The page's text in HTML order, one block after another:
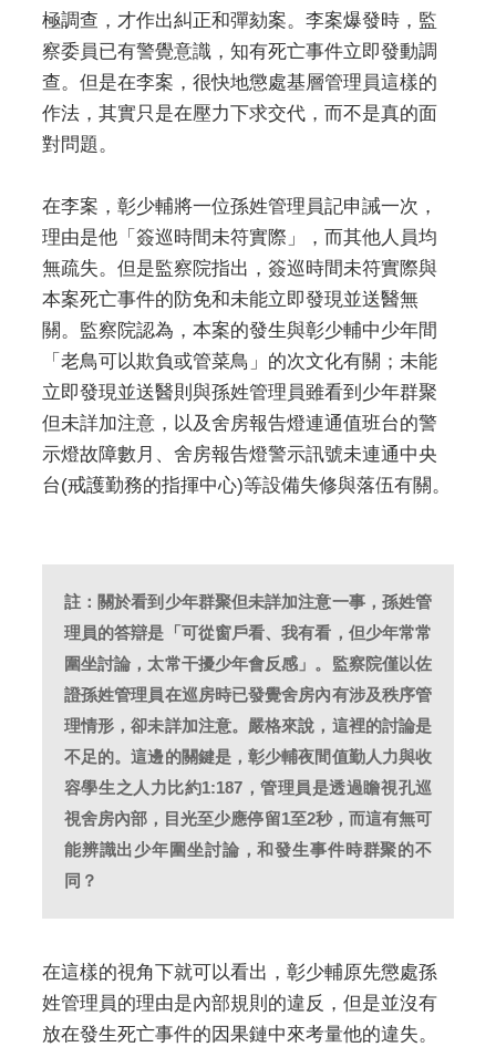
極調查，才作出糾正和彈劾案。李案爆發時，監
察委員已有警覺意識，知有死亡事件立即發動調
查。但是在李案，很快地懲處基層管理員這樣的
作法，其實只是在壓力下求交代，而不是真的面
對問題。
在李案，彰少輔將一位孫姓管理員記申誡一次，
理由是他「簽巡時間未符實際」，而其他人員均
無疏失。但是監察院指出，簽巡時間未符實際與
本案死亡事件的防免和未能立即發現並送醫無
關。監察院認為，本案的發生與彰少輔中少年間
「老鳥可以欺負或管菜鳥」的次文化有關；未能
立即發現並送醫則與孫姓管理員雖看到少年群聚
但未詳加注意，以及舍房報告燈連通值班台的警
示燈故障數月、舍房報告燈警示訊號未連通中央
台(戒護勤務的指揮中心)等設備失修與落伍有關。
註：關於看到少年群聚但未詳加注意一事，孫姓管
理員的答辯是「可從窗戶看、我有看，但少年常常
圍坐討論，太常干擾少年會反感」。監察院僅以佐
證孫姓管理員在巡房時已發覺舍房內有涉及秩序管
理情形，卻未詳加注意。嚴格來說，這裡的討論是
不足的。這邊的關鍵是，彰少輔夜間值勤人力與收
容學生之人力比約1:187，管理員是透過瞻視孔巡
視舍房內部，目光至少應停留1至2秒，而這有無可
能辨識出少年圍坐討論，和發生事件時群聚的不
同？
在這樣的視角下就可以看出，彰少輔原先懲處孫
姓管理員的理由是內部規則的違反，但是並沒有
放在發生死亡事件的因果鏈中來考量他的違失。